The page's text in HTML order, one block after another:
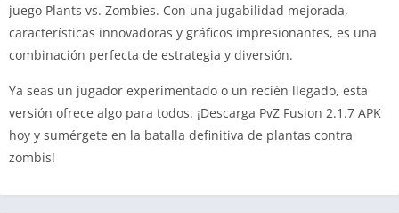
juego Plants vs. Zombies. Con una jugabilidad mejorada,
características innovadoras y gráficos impresionantes, es una
combinación perfecta de estrategia y diversión.
Ya seas un jugador experimentado o un recién llegado, esta
versión ofrece algo para todos. ¡Descarga PvZ Fusion 2.1.7 APK
hoy y sumérgete en la batalla definitiva de plantas contra
zombis!